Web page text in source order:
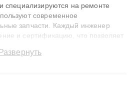
специализируются на ремонте
современное
запчасти. Каждый инженер
и сертификацию, что позволяет
до 3 лет. Наши мастера
Развернуть